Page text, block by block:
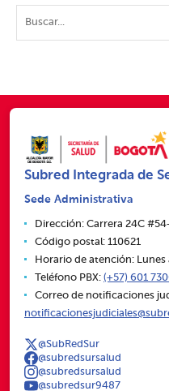
Subred Integrada de
Sede Administrativa
Dirección: Carrera 24C
Código postal: 110621
Horario de atención: Lunes
Teléfono PBX: (+57) 601
Correo de notificaciones
@SubRedSur
@subredsursalud
@subredsursalud
@subredsur9487